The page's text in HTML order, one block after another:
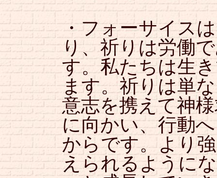
・フォーサイス
り、祈りは労働
す。私たちは生
ます。祈りは単
意志を携えて神
に向かい、行動
からです。より
えられるように